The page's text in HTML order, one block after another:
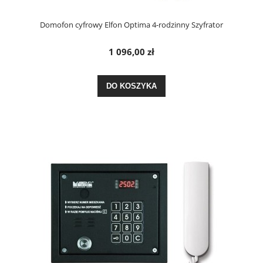
Domofon cyfrowy Elfon Optima 4-rodzinny Szyfrator
1 096,00 zł
DO KOSZYKA